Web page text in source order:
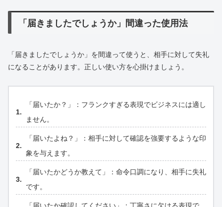
「届きましたでしょうか」間違った使用法
「届きましたでしょうか」を間違って使うと、相手に対して失礼
になることがあります。正しい使い方を心掛けましょう。
「届いたか？」：フランクすぎる表現でビジネスには適し
ません。
「届いたよね？」：相手に対して確認を強要するような印
象を与えます。
「届いたかどうか教えて」：命令口調になり、相手に失礼
です。
「届いたか確認してください」：丁寧さに欠ける表現で